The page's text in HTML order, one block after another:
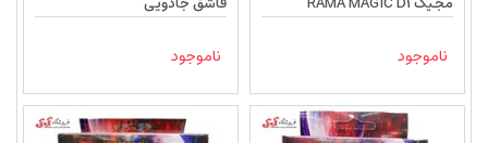
ناموجود ناموجود